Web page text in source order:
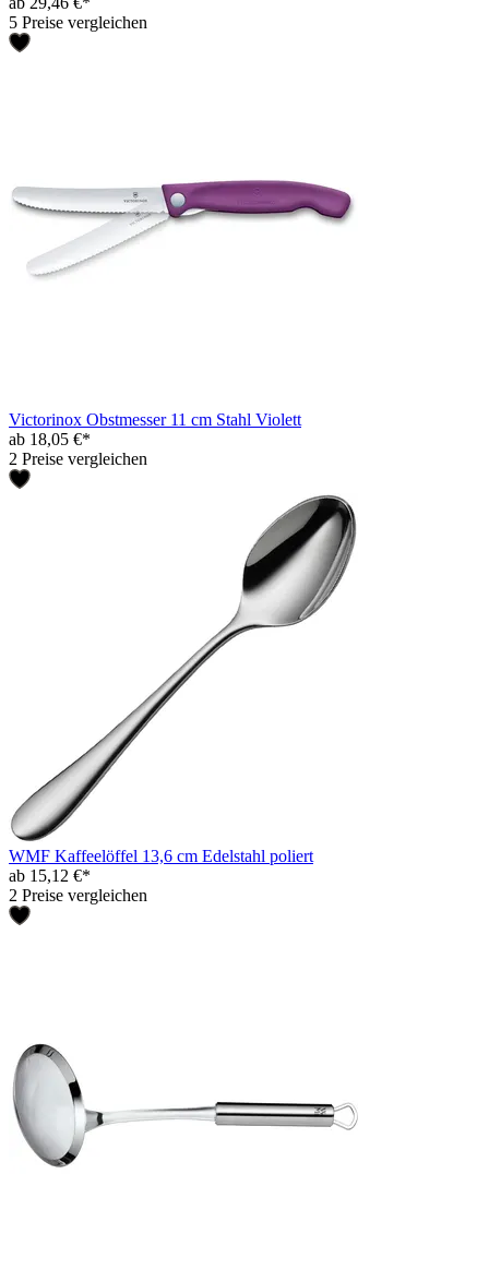
5 Preise vergleichen
Victorinox Obstmesser 11 cm Stahl Violett
ab 18,05 €*
2 Preise vergleichen
WMF Kaffeelöffel 13,6 cm Edelstahl poliert
ab 15,12 €*
2 Preise vergleichen